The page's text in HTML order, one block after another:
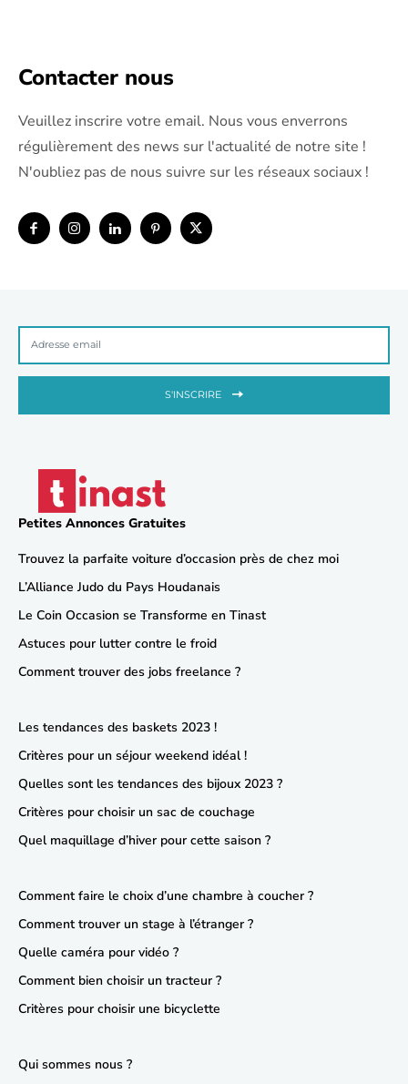
Contacter nous
Veuillez inscrire votre email. Nous vous enverrons
régulièrement des news sur l'actualité de notre site !
N'oubliez pas de nous suivre sur les réseaux sociaux !
S'INSCRIRE
Petites Annonces Gratuites
Trouvez la parfaite voiture d’occasion près de chez moi
L’Alliance Judo du Pays Houdanais
Le Coin Occasion se Transforme en Tinast
Astuces pour lutter contre le froid
Comment trouver des jobs freelance ?
Les tendances des baskets 2023 !
Critères pour un séjour weekend idéal !
Quelles sont les tendances des bijoux 2023 ?
Critères pour choisir un sac de couchage
Quel maquillage d’hiver pour cette saison ?
Comment faire le choix d’une chambre à coucher ?
Comment trouver un stage à l’étranger ?
Quelle caméra pour vidéo ?
Comment bien choisir un tracteur ?
Critères pour choisir une bicyclette
Qui sommes nous ?